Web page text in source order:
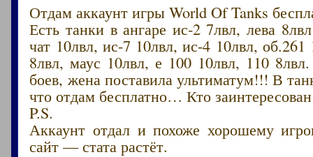
Отдам аккаунт игры World Of Tanks
Есть танки в ангаре ис-2 7лвл, лева
чат 10лвл, ис-7 10лвл, ис-4 10лвл,
8лвл, маус 10лвл, е 100 10лвл, 110
боев, жена поставила ультиматум!!! В
что отдам бесплатно… Кто
P.S.
Аккаунт отдал и похоже хорошему
сайт — стата растёт.